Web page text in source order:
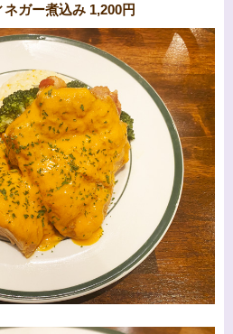
ガー煮込み 1,200円